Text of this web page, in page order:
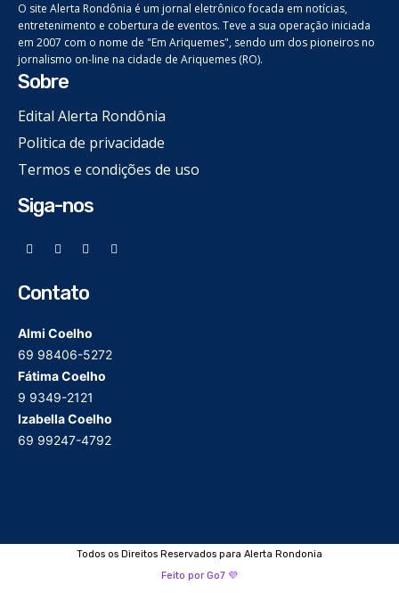
O site Alerta Rondônia é um jornal eletrônico focada em notícias,
entretenimento e cobertura de eventos. Teve a sua operação iniciada
em 2007 com o nome de "Em Ariquemes", sendo um dos pioneiros no
jornalismo on-line na cidade de Ariquemes (RO).
Sobre
Edital Alerta Rondônia
Politica de privacidade
Termos e condições de uso
Siga-nos
Contato
Almi Coelho
69 98406-5272
Fátima Coelho
9 9349-2121
Izabella Coelho
69 99247-4792
Todos os Direitos Reservados para Alerta Rondonia
Feito por Go7 💜